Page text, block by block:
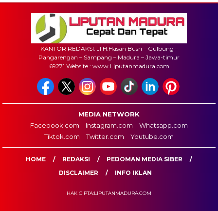
KANTOR REDAKSI: Jl H.Hasan Busri – Gulbung –
Pangarengan – Sampang – Madura – Jawa-timur
69271 Website : www.Liputanmadura.com
MEDIA NETWORK
Facebook.com
Instagram.com
Whatsapp.com
Tiktok.com
Twitter.com Youtube.com
HOME REDAKSI
PEDOMAN MEDIA SIBER
DISCLAIMER
INFO IKLAN
HAK CIPTA:LIPUTANMADURA.COM